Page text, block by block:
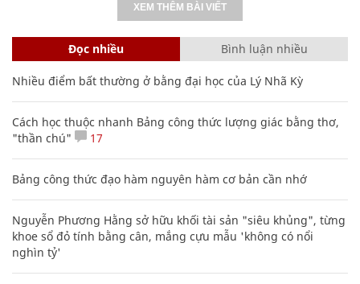
XEM THÊM BÀI VIẾT
Đọc nhiều Bình luận nhiều
Nhiều điểm bất thường ở bằng đại học của Lý Nhã Kỳ
Cách học thuộc nhanh Bảng công thức lượng giác bằng thơ,
"thần chú"
17
Bảng công thức đạo hàm nguyên hàm cơ bản cần nhớ
Nguyễn Phương Hằng sở hữu khối tài sản "siêu khủng", từng
khoe sổ đỏ tính bằng cân, mắng cựu mẫu 'không có nổi
nghìn tỷ'